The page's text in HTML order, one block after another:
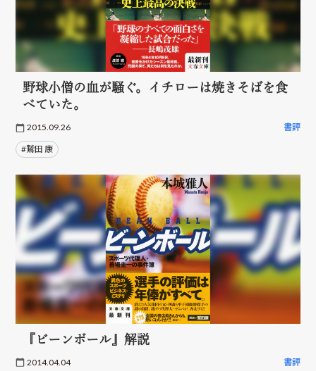
野球小僧の血が騒ぐ。イチローは焼きそばを食
べていた。
2015.09.26 書評
#鷲田 康
『ビーンボール』解説
2014.04.04 書評